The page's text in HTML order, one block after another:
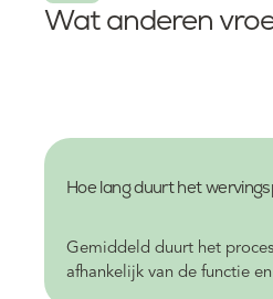
Wat anderen
Hoe lang duurt het
Gemiddeld duurt het
afhankelijk van de functie